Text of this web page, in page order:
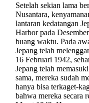
Setelah sekian lama
Nusantara,
lantaran kedatangan
Harbor pada
buang waktu. Pada
Jepang telah
16 Februari 1942,
Jepang telah
sama, mereka sudah
hanya bisa terkaget-
bahwa mereka secara